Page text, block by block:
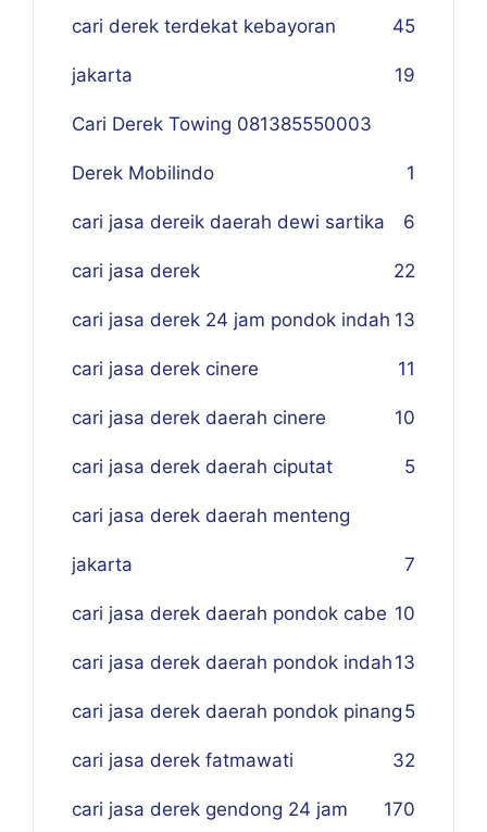
45
cari derek terdekat kebayoran
jakarta 19
Cari Derek Towing 081385550003
Derek Mobilindo 1
cari jasa dereik daerah dewi sartika 6
cari jasa derek 22
cari jasa derek 24 jam pondok indah 13
cari jasa derek cinere 11
cari jasa derek daerah cinere 10
cari jasa derek daerah ciputat 5
cari jasa derek daerah menteng
jakarta 7
cari jasa derek daerah pondok cabe 10
cari jasa derek daerah pondok indah 13
cari jasa derek daerah pondok pinang 5
cari jasa derek fatmawati 32
cari jasa derek gendong 24 jam 170